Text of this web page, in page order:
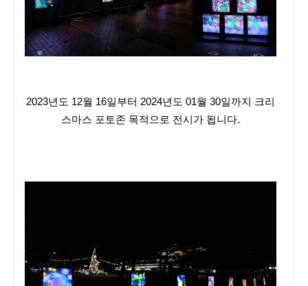
2023년도 12월 16일부터 2024년도 01월 30일까지 크리
스마스 포토존 목적으로 전시가 됩니다.